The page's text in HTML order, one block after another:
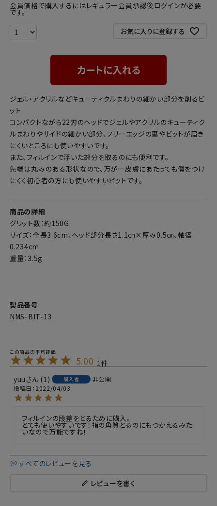
会員価格で購入するにはレギュラー会員承認後ログインが必要
です。
お気に入りに登録する
カートに入れる
ジェル・アクリルなどキューティクルまわりの細かい部分を削るビ
ット
コンパクトながら22刃のヘッドでジェルやアクリルのキューティク
ルまわりやサイドの細かい部分、フリーエッジの裏やビットが届き
にくいところにも使いやすいです。
また、フィルインで浮いた部分を取るのにも便利です。
先端は丸みのある形状なので、万が一皮膚にあたっても傷をつけ
にくく初心者の方にも使いやすいビットです。
商品の詳細
グリット数：約150G
サイズ：全長3.6cm、ヘッド部分長さ1.1㎝×厚み0.5㎝、軸径
0.234cm
重量：3.5g
製品番号
NMS-BIT-13
5.00 1
yuu
1 購入者
非公開
投稿日
2022/04/03
フィルインの段差をとるために購入。
とても使いやすいです！指の角質とるのにもつかえるみた
いなので万能ですね！
すべてのレビューを見る
レビューを書く